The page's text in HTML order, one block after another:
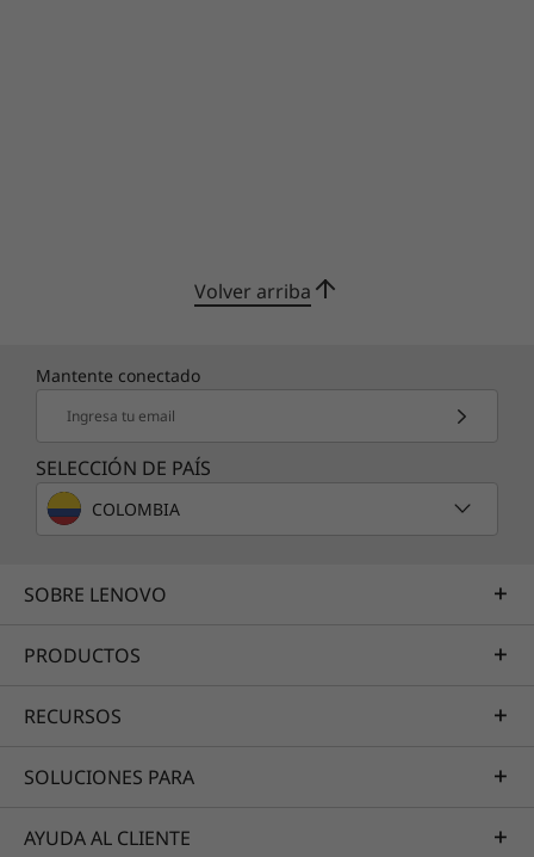
Volver arriba
Mantente conectado
Ingresa tu email
SELECCIÓN DE PAÍS
COLOMBIA
SOBRE LENOVO
PRODUCTOS
RECURSOS
SOLUCIONES PARA
AYUDA AL CLIENTE